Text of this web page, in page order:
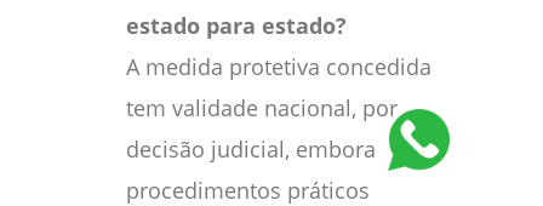
estado para estado?
A medida protetiva concedida
tem validade nacional, por
decisão judicial, embora
procedimentos práticos